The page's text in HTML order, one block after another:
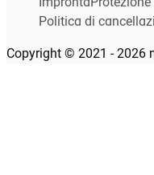
Copyright © 2021 - 2026
Impronta
Politica di